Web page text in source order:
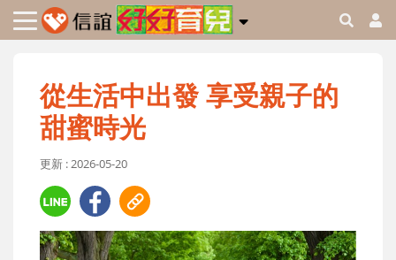
從生活中出發 享受親子的
甜蜜時光
更新 : 2026-05-20